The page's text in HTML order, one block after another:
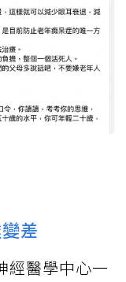
差
經醫學中心一